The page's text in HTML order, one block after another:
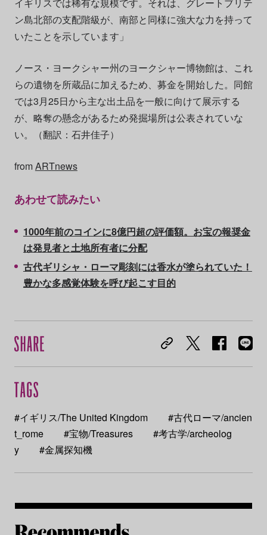
ン島北部の支配階級が、南部と同様に強大な力を持って
いたことを示しています」
ノース・ヨークシャー州のヨークシャー博物館は、これ
らの遺物を所蔵品に加えるため、募金を開始した。同館
では3月25日から主な出土品を一般に向けて展示する
が、略奪の懸念があるため発掘場所は公表されていな
い。（翻訳：石井佳子）
fromARTnews
あわせて読みたい
1000年前のコインに8億円超の評価額。お宝の報奨金
は発見者と土地所有者に分配
古代ギリシャ・ローマ彫刻には香水が塗られていた！
豊かな多感覚体験を呼び起こす目的
#イギリス/The United Kingdom
#古代ローマ/ancien
t_rome
#宝物/Treasures
#考古学/archeolog
y
#金属探知機